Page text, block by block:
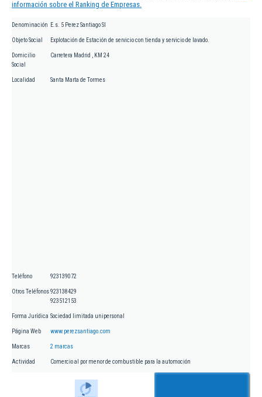
información sobre el Ranking de Empresas.
Denominación E.s. 5 Perez Santiago Sl
Objeto Social Explotación de Estación de servicio con tienda y servicio de lavado.
Domicilio
Social
Carretera Madrid , KM 24
Localidad Santa Marta de Tormes
Teléfono 923139072
Otros Teléfonos923138429
923512153
Forma Jurídica Sociedad limitada unipersonal
Página Web www.perezsantiago.com
Marcas 2 marcas
Actividad Comercio al por menor de combustible para la automoción